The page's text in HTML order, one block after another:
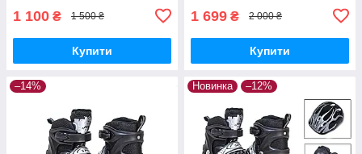
1 100 ₴ 1 500 ₴
Купити
1 699 ₴ 2 000 ₴
Купити
–14% Новинка –12%